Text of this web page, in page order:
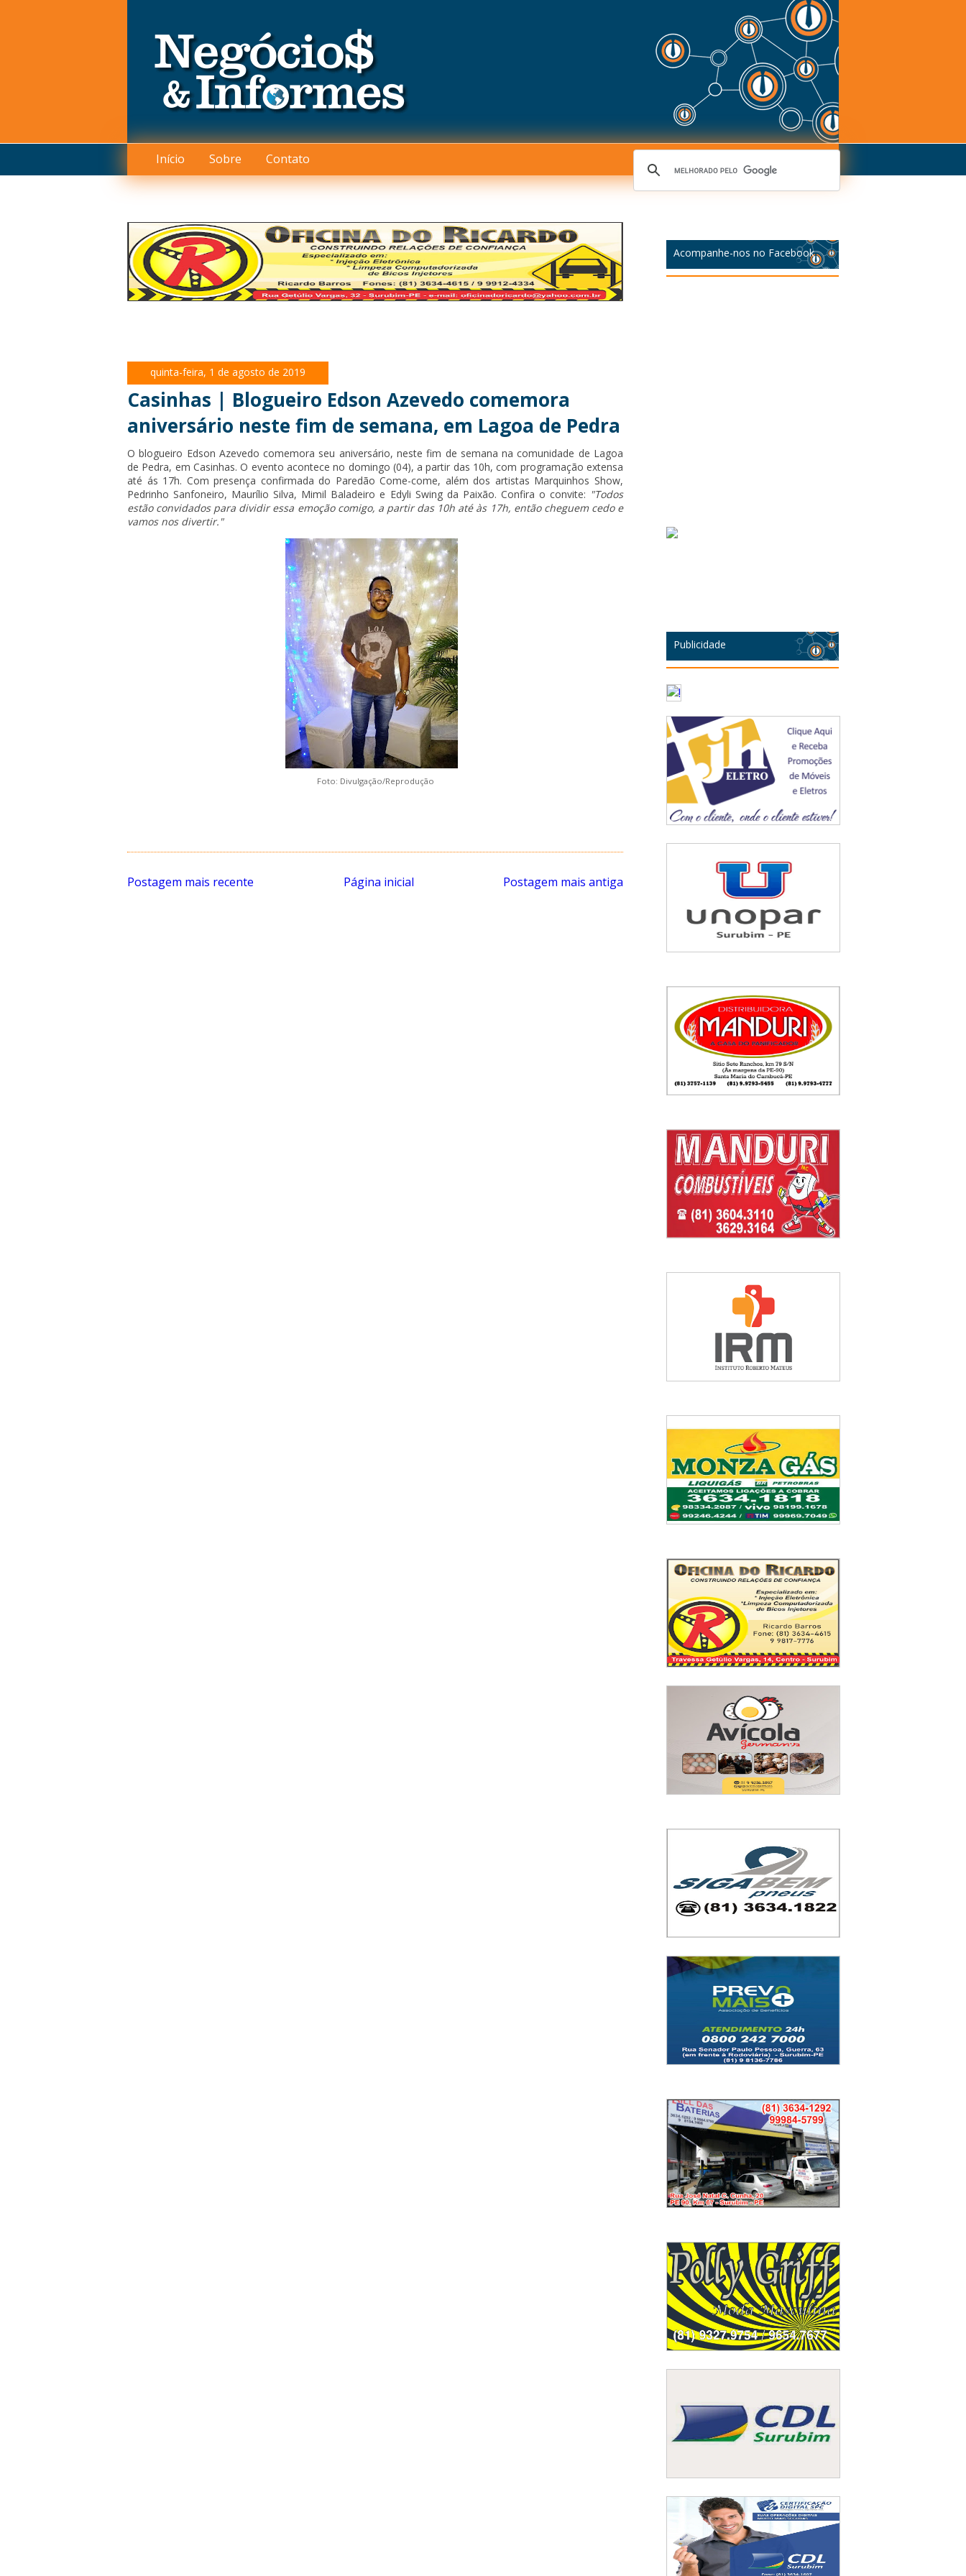
Início Sobre Contato
quinta-feira, 1 de agosto de 2019
Casinhas | Blogueiro Edson Azevedo comemora
aniversário neste fim de semana, em Lagoa de Pedra
O blogueiro Edson Azevedo comemora seu aniversário, neste fim de semana na comunidade de Lagoa
de Pedra, em Casinhas. O evento acontece no domingo (04), a partir das 10h, com programação extensa
até ás 17h. Com presença confirmada do Paredão Come-come, além dos artistas Marquinhos Show,
Pedrinho Sanfoneiro, Maurílio Silva, Mimil Baladeiro e Edyli Swing da Paixão. Confira o convite: "Todos
estão convidados para dividir essa emoção comigo, a partir das 10h até às 17h, então cheguem cedo e
vamos nos divertir."
Foto: Divulgação/Reprodução
Postagem mais recente Postagem mais antiga
Página inicial
Acompanhe-nos no Facebook
Publicidade